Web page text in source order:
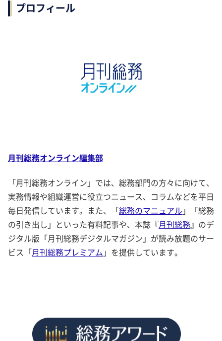
プロフィール
月刊総務オンライン編集部
「月刊総務オンライン」では、総務部門の方々に向けて、
実務情報や組織運営に役立つニュース、コラムなどを平日
毎日発信しています。また、「総務のマニュアル 」「総務
の引き出し」といった有料記事や、本誌『月刊総務』のデ
ジタル版「月刊総務デジタルマガジン」が読み放題のサー
ビス「月刊総務プレミアム 」を提供しています。